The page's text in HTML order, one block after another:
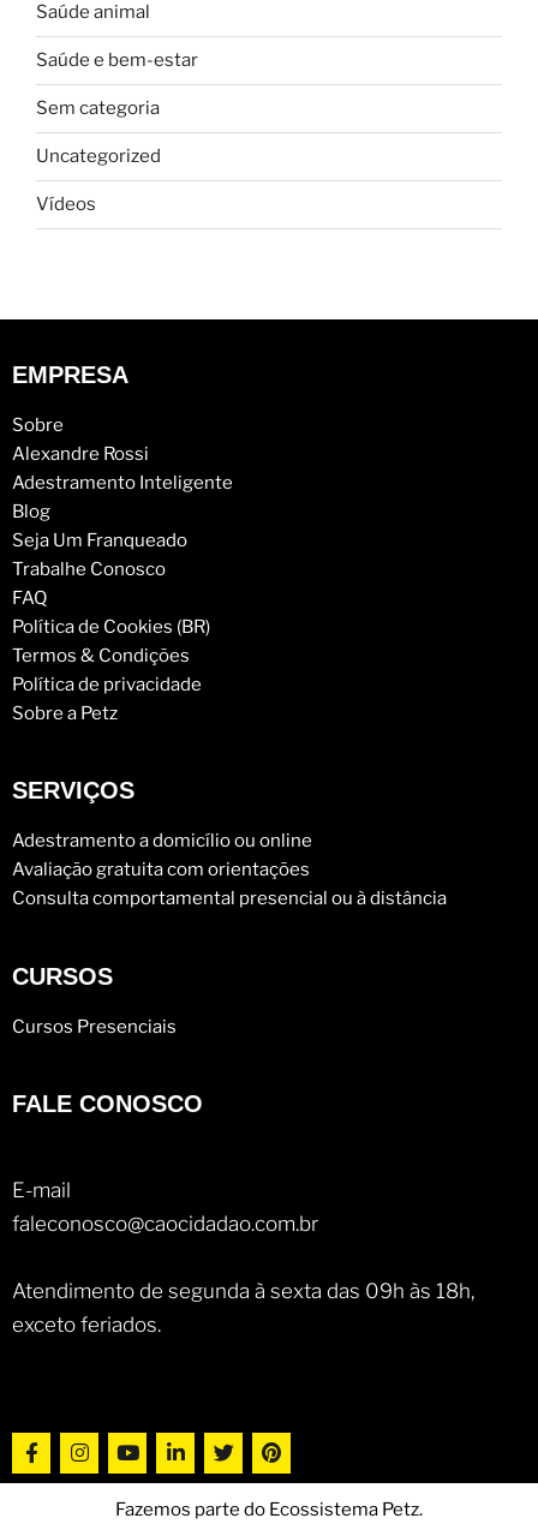
Saúde animal
Saúde e bem-estar
Sem categoria
Uncategorized
Vídeos
EMPRESA
Sobre
Alexandre Rossi
Adestramento Inteligente
Blog
Seja Um Franqueado
Trabalhe Conosco
FAQ
Política de Cookies (BR)
Termos & Condições
Política de privacidade
Sobre a Petz
SERVIÇOS
Adestramento a domicílio ou online
Avaliação gratuita com orientações
Consulta comportamental presencial ou à distância
CURSOS
Cursos Presenciais
FALE CONOSCO
E-mail
faleconosco@caocidadao.com.br
Atendimento de segunda à sexta das 09h às 18h,
exceto feriados.
Fazemos parte do Ecossistema Petz.